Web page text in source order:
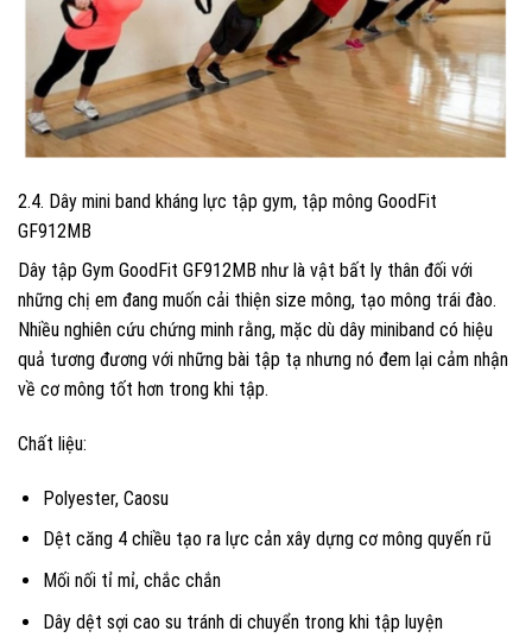
2.4. Dây mini band kháng lực tập gym, tập mông GoodFit
GF912MB
Dây tập Gym GoodFit GF912MB như là vật bất ly thân đối với
những chị em đang muốn cải thiện size mông, tạo mông trái đào.
Nhiều nghiên cứu chứng minh rằng, mặc dù dây miniband có hiệu
quả tương đương với những bài tập tạ nhưng nó đem lại cảm nhận
về cơ mông tốt hơn trong khi tập.
Chất liệu:
Polyester, Caosu
Dệt căng 4 chiều tạo ra lực cản xây dựng cơ mông quyến rũ
Mối nối tỉ mỉ, chắc chắn
Dây dệt sợi cao su tránh di chuyển trong khi tập luyện